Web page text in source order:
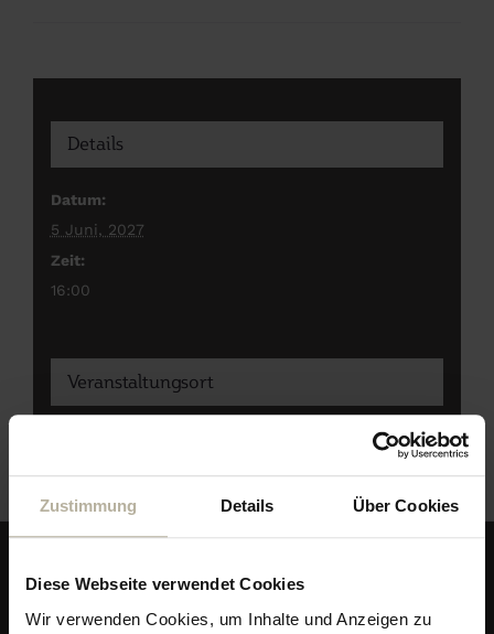
Zustimmung Details Über Cookies
Diese Webseite verwendet Cookies
Wir verwenden Cookies, um Inhalte und Anzeigen zu
Details
Datum:
5 Juni, 2027
Zeit:
16:00
Veranstaltungsort